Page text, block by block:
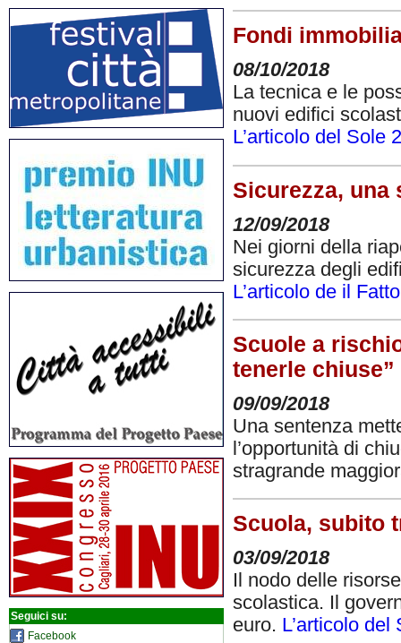
Seguici su:
Facebook
Fondi
08/10/2018
La tecnica e le
nuovi edifici
L’articolo del Sole
Sicurezza, una
12/09/2018
Nei giorni della
sicurezza degli
L’articolo de il
Scuole a
tenerle chiuse”
09/09/2018
Una sentenza
l’opportunità di
stragrande
Scuola, subito
03/09/2018
Il nodo delle
scolastica. Il
euro. L’articolo del